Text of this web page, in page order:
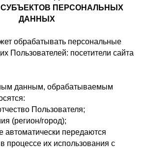
СУБЪЕКТОВ ПЕРСОНАЛЬНЫХ
ДАННЫХ
обрабатывать персональные
Пользователей: посетители сайта
данным, обрабатываемым
Пользователя;
(регион/город);
автоматически передаются
процессе их использования с